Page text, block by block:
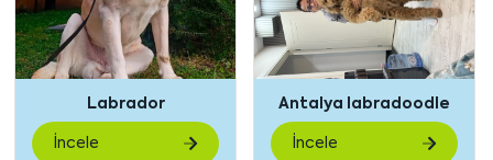
Antalya labradoodle
İncele İncele